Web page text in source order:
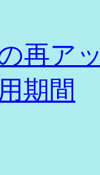
再ア
期間